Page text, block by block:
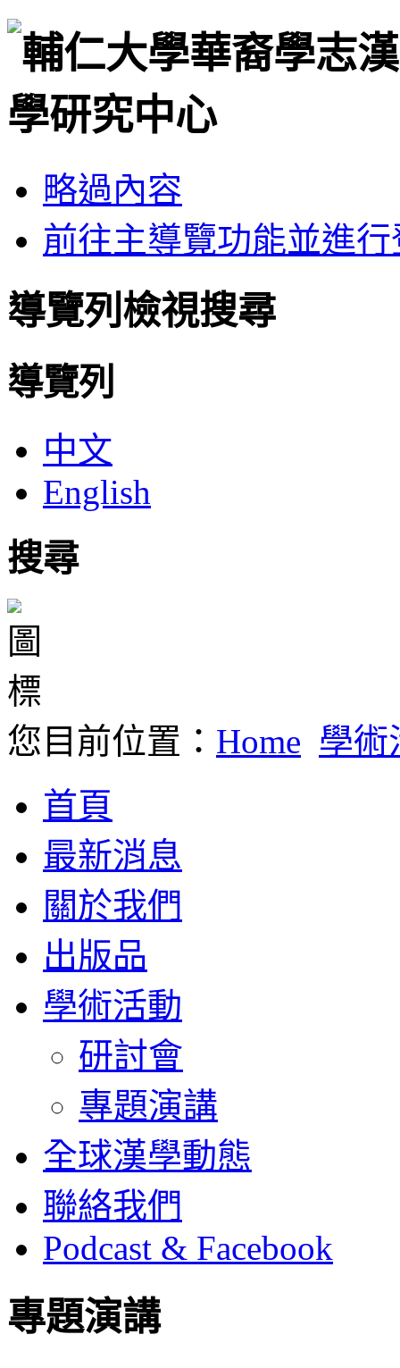
略過內容
前往主導覽功能並進行
導覽列檢視搜尋
導覽列
中文
English
搜尋
您目前位置： Home 學術
首頁
最新消息
關於我們
出版品
學術活動
研討會
專題演講
全球漢學動態
聯絡我們
Podcast & Facebook
專題演講